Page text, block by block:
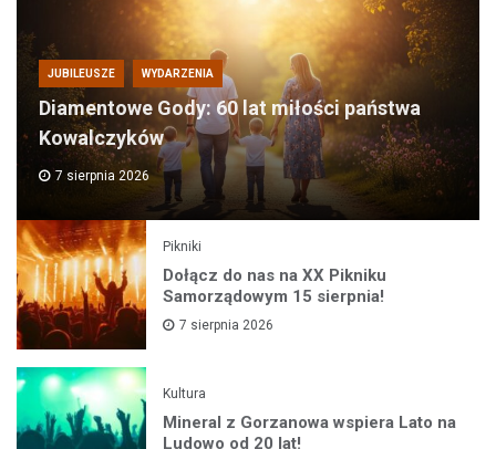
JUBILEUSZE WYDARZENIA
Diamentowe Gody: 60 lat miłości państwa
Kowalczyków
7 sierpnia 2026
Pikniki
Dołącz do nas na XX Pikniku
Samorządowym 15 sierpnia!
7 sierpnia 2026
Kultura
Mineral z Gorzanowa wspiera Lato na
Ludowo od 20 lat!